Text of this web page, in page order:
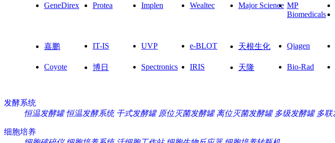
GeneDirex Protea Implen Wealtec Major Science MP
Biomedicals
嘉鹏
IT-IS UVP e-BLOT 天根生化 Qiagen
Coyote
博日 Spectronics IRIS 天隆 Bio-Rad
发酵系统
恒温发酵罐 恒温发酵系统 干式发酵罐 原位灭菌发酵罐 离位灭菌发酵罐 多级发酵罐 多联
细胞培养